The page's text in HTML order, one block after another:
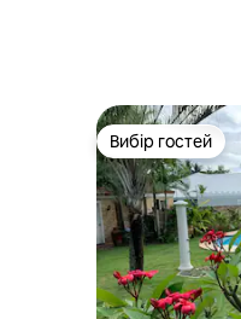
Вибір гостей
Вибір гостей